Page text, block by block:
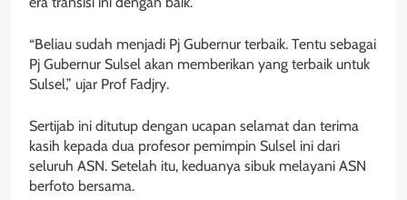
“Beliau sudah menjadi Pj Gubernur terbaik. Tentu sebagai
Pj Gubernur Sulsel akan memberikan yang terbaik untuk
Sulsel,” ujar Prof Fadjry.
Sertijab ini ditutup dengan ucapan selamat dan terima
kasih kepada dua profesor pemimpin Sulsel ini dari
seluruh ASN. Setelah itu, keduanya sibuk melayani ASN
berfoto bersama.